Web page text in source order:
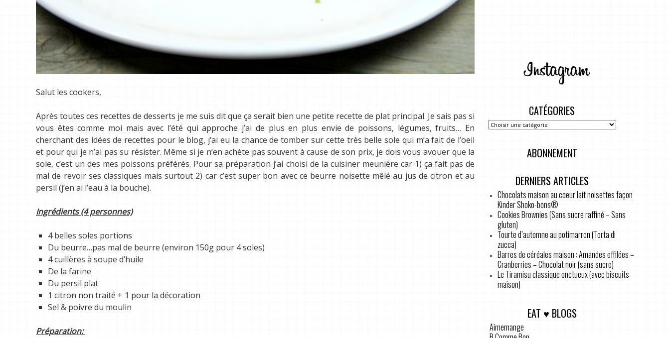
Salut les cookers,
Après toutes ces recettes de desserts je me suis dit que ça serait bien une petite recette de plat principal. Je sais pas si
vous êtes comme moi mais avec l’été qui approche j’ai de plus en plus envie de poissons, légumes, fruits… En
cherchant des idées de recettes pour le blog, j‘ai eu la chance de tomber sur cette très belle sole qui m’a fait de l’oeil
et pour qui je n’ai pas su résister. Même si je n’en achète pas souvent à cause de son prix, je dois vous avouer que la
sole, c’est un des mes poissons préférés. Pour sa préparation j’ai choisi de la cuisiner meunière car 1) ça fait pas de
mal de revoir ses classiques mais surtout 2) car c’est super bon avec ce beurre noisette mêlé au jus de citron et au
persil (j’en ai l’eau à la bouche).
Ingrédients (4 personnes)
4 belles soles portions
Du beurre…pas mal de beurre (environ 150g pour 4 soles)
4 cuillères à soupe d’huile
De la farine
Du persil plat
1 citron non traité + 1 pour la décoration
Sel & poivre du moulin
Préparation:
CATÉGORIES
ABONNEMENT
DERNIERS ARTICLES
Chocolats maison au coeur lait noisettes façon
Kinder Shoko-bons®
Cookies Brownies (Sans sucre raffiné – Sans
gluten)
Tourte d’automne au potimarron (Torta di
zucca)
Barres de céréales maison : Amandes effilées –
Cranberries – Chocolat noir (sans sucre)
Le Tiramisu classique onctueux (avec biscuits
maison)
EAT ♥ BLOGS
Aimemange